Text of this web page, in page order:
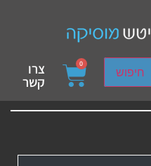
חיפוש
device users, explore by
0 צרו
קשר